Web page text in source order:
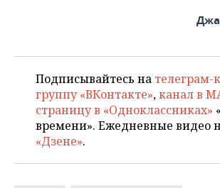
Подписывайтесь на телеграм-
группу «ВКонтакте»,канал в
страницу в «Одноклассниках»
времени». Ежедневные видео
«Дзене».